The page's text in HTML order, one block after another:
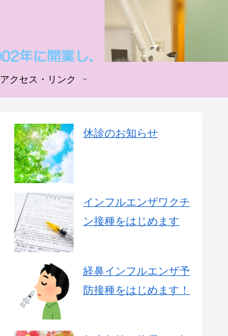
アクセス・リンク
休診のお知らせ
インフルエンザワクチ
ン接種をはじめます
経鼻インフルエンザ予
防接種をはじめます！